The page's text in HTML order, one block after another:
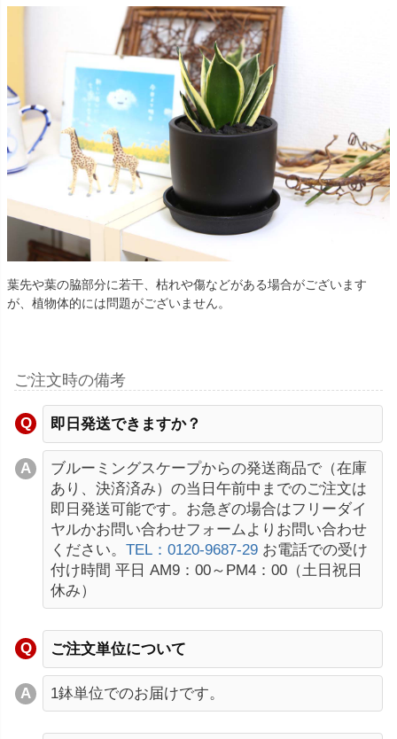
葉先や葉の脇部分に若干、枯れや傷などがある場合がございます
が、植物体的には問題がございません。
ご注文時の備考
即日発送できますか？
ブルーミングスケープからの発送商品で（在庫
あり、決済済み）の当日午前中までのご注文は
即日発送可能です。お急ぎの場合はフリーダイ
ヤルかお問い合わせフォームよりお問い合わせ
ください。 TEL：0120-9687-29 お電話での受け
付け時間 平日 AM9：00～PM4：00（土日祝日
休み）
ご注文単位について
1鉢単位でのお届けです。